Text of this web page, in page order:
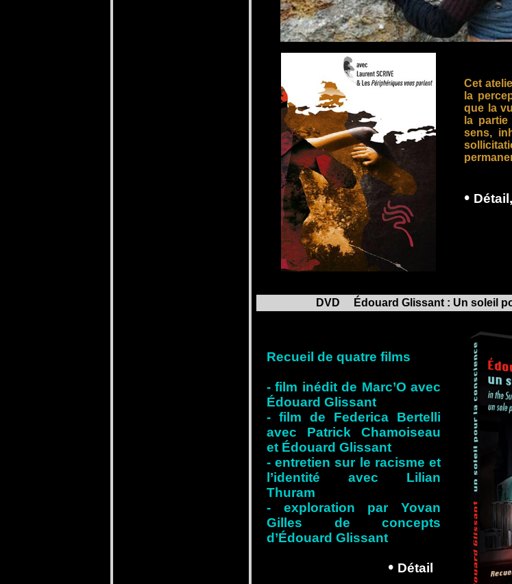
Cet
la
que la
la
sens,
• D
DVD Édouard Glissant : Un soleil
Recueil de quatre films
- film inédit de Marc’O avec
Édouard Glissant
- film de Federica Bertelli
avec Patrick Chamoiseau
et Édouard Glissant
- entretien sur le racisme et
l’identité avec Lilian
Thuram
- exploration par Yovan
Gilles de concepts
d’Édouard Glissant
• Détail